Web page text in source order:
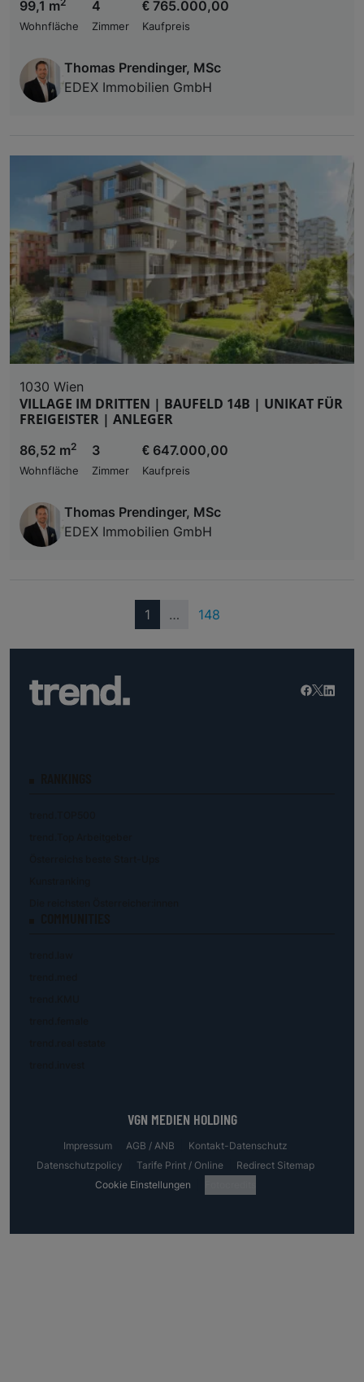
99,1 m
Wohnfläche
4
Zimmer
€ 765.000,00
Kaufpreis
Thomas Prendinger, MSc
EDEX Immobilien GmbH
1030 Wien
VILLAGE IM DRITTEN | BAUFELD 14B | UNIKAT FÜR
FREIGEISTER | ANLEGER
86,52 m2
Wohnfläche
3
Zimmer
€ 647.000,00
Kaufpreis
Thomas Prendinger, MSc
EDEX Immobilien GmbH
1(current)
… 148
VGN MEDIEN HOLDING
Impressum AGB / ANB
Kontakt-Datenschutz
Datenschutzpolicy
Tarife Print / Online
Redirect Sitemap
Cookie Einstellungen